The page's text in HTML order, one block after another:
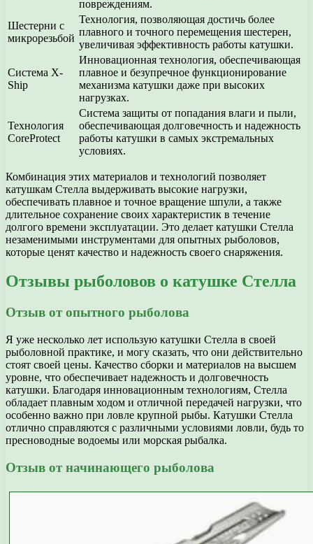
повреждениям.
Шестерни с
микрорезьбой
Технология, позволяющая достичь более
плавного и точного перемещения шестерен,
увеличивая эффективность работы катушки.
Система X-
Ship
Инновационная технология, обеспечивающая
плавное и безупречное функционирование
механизма катушки даже при высоких
нагрузках.
Технология
CoreProtect
Система защиты от попадания влаги и пыли,
обеспечивающая долговечность и надежность
работы катушки в самых экстремальных
условиях.
Комбинация этих материалов и технологий позволяет
катушкам Стелла выдерживать высокие нагрузки,
обеспечивать плавное и точное вращение шпули, а также
длительное сохранение своих характеристик в течение
долгого времени эксплуатации. Это делает катушки Стелла
незаменимыми инструментами для опытных рыболовов,
которые ценят качество и надежность своего снаряжения.
Отзывы рыболовов о катушке Стелла
Отзыв от опытного рыболова
Я уже несколько лет использую катушки Стелла в своей
рыболовной практике, и могу сказать, что они действительно
стоят своей цены. Качество сборки и материалов на высшем
уровне, что обеспечивает надежность и долговечность
катушки. Благодаря инновационным технологиям, Стелла
обладает плавным ходом и отличной передачей нагрузки, что
особенно важно при ловле крупной рыбы. Катушки Стелла
отлично справляются с различными условиями ловли, будь то
пресноводные водоемы или морская рыбалка.
Отзыв от начинающего рыболова